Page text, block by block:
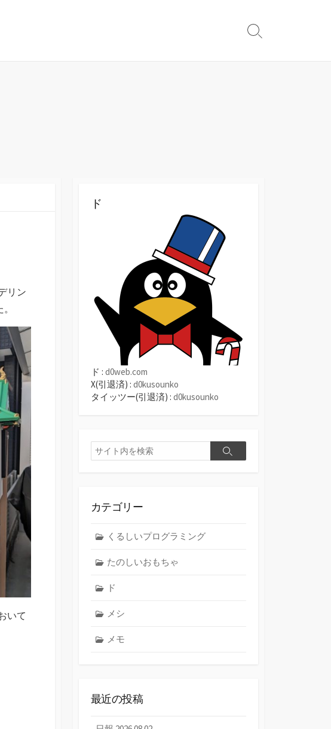
検
リン
いて
ド
ド : d0web.com
X(引退済) : d0kusounko
タイッツー(引退済) : d0kusounko
検
索
検
カテゴリー
くるしいプログラミング
たのしいおもちゃ
ド
メシ
メモ
最近の投稿